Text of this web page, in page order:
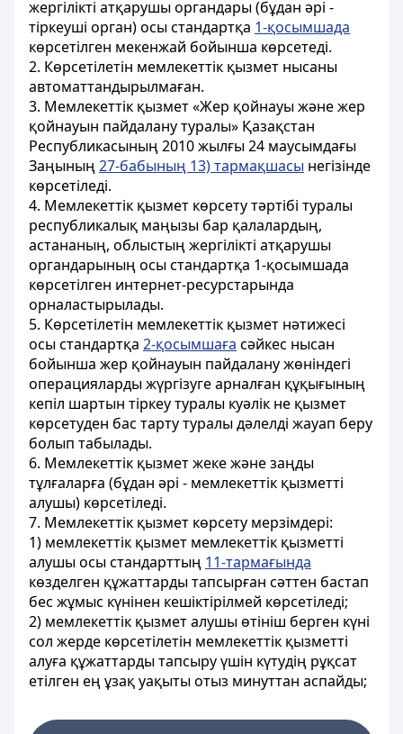
жергілікті атқарушы органдары (бұдан әрі -
тіркеуші орган) осы стандартқа 1-қосымшада
көрсетілген мекенжай бойынша көрсетеді.
2. Көрсетілетін мемлекеттік қызмет нысаны
автоматтандырылмаған.
3. Мемлекеттік қызмет «Жер қойнауы және жер
қойнауын пайдалану туралы» Қазақстан
Республикасының 2010 жылғы 24 маусымдағы
Заңының27-бабының 13) тармақшасы негізінде
көрсетіледі.
4. Мемлекеттік қызмет көрсету тәртібі туралы
республикалық маңызы бар қалалардың,
астананың, облыстың жергілікті атқарушы
органдарының осы стандартқа 1-қосымшада
көрсетілген интернет-ресурстарында
орналастырылады.
5. Көрсетілетін мемлекеттік қызмет нәтижесі
осы стандартқа 2-қосымшаға сәйкес нысан
бойынша жер қойнауын пайдалану жөніндегі
операцияларды жүргізуге арналған құқығының
кепіл шартын тіркеу туралы куәлік не қызмет
көрсетуден бас тарту туралы дәлелді жауап беру
болып табылады.
6. Мемлекеттік қызмет жеке және заңды
тұлғаларға (бұдан әрі - мемлекеттік қызметті
алушы) көрсетіледі.
7. Мемлекеттік қызмет көрсету мерзімдері:
1) мемлекеттік қызмет мемлекеттік қызметті
алушы осы стандарттың 11-тармағында
көзделген құжаттарды тапсырған сәттен бастап
бес жұмыс күнінен кешіктірілмей көрсетіледі;
2) мемлекеттік қызмет алушы өтініш берген күні
сол жерде көрсетілетін мемлекеттік қызметті
алуға құжаттарды тапсыру үшін күтудің рұқсат
етілген ең ұзақ уақыты отыз минуттан аспайды;